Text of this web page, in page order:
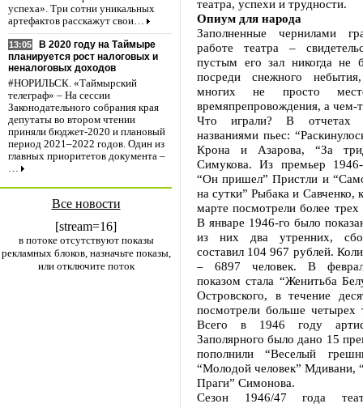
успеха». Три сотни уникальных
артефактов расскажут свои…
13:05
В 2020 году на Таймыре
планируется рост налоговых и
неналоговых доходов
#НОРИЛЬСК. «Таймырский
телеграф» – На сессии
Законодательного собрания края
депутаты во втором чтении
приняли бюджет-2020 и плановый
период 2021–2022 годов. Один из
главных приоритетов документа –
…
Все новости
[stream=16]
в потоке отсутствуют показы
рекламных блоков, назначьте показы,
или отключите поток
театра, успехи и трудности.
Опиум для народа
Заполненные чернилами
работе театра –
пустым его зал никогда не
посреди снежного
многих не просто
времяпрепровождения, а
Что играли? В
названиями пьес:
Крона и Азарова, “За
Симукова. Из премьер
“Он пришел” Пристли и
на сутки” Рыбака и Савченко,
марте посмотрели более трех
В январе 1946-го было
из них два утренних,
составил 104 967 рублей.
– 6897 человек. В
показом стала “Женитьба
Островского, в течение
посмотрели больше четырех
Всего в 1946 году
Заполярного было дано 15
пополнили “Веселый
“Молодой человек” Мдивани,
Праги” Симонова.
Сезон 1946/47 года